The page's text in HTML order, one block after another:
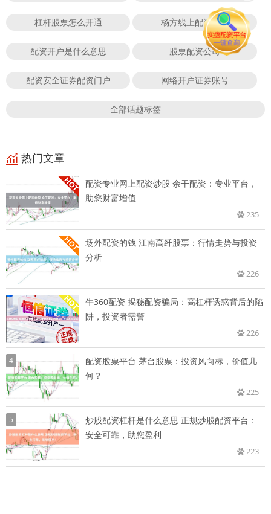
杠杆股票怎么开通 杨方线上配资股票
配资开户是什么意思 股票配资公司
配资安全证券配资门户 网络开户证券账号
全部话题标签
热门文章
配资专业网上配资炒股 余干配资：专业平台，
助您财富增值
235
场外配资的钱 江南高纤股票：行情走势与投资
分析
226
牛360配资 揭秘配资骗局：高杠杆诱惑背后的陷
阱，投资者需警
226
4
配资股票平台 茅台股票：投资风向标，价值几
何？
225
5
炒股配资杠杆是什么意思 正规炒股配资平台：
安全可靠，助您盈利
223